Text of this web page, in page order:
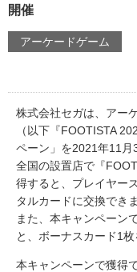
物販
開催
アーケードゲーム
株式会社セガは、アー
（以下『FOOTISTA
ペーン」を2021年11月
全国の設置店で『
得すると、プレイヤー
タルカードに交換できま
また、本キャンペーン
と、ボーナスカード1
本キャンペーンで獲得